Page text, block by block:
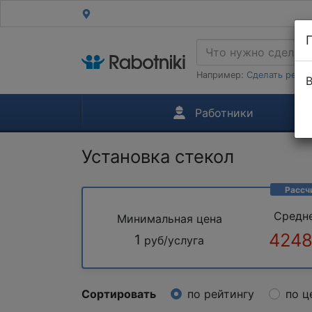
Например: Сделать
Работники
Установка стекол
Минимальная цена
1 руб/услуга
Сортировать по рейтингу по